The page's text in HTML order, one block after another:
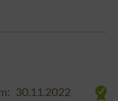
30.11.2022